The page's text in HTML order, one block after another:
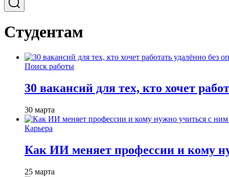
Студентам
Поиск работы
30 вакансий для тех, кто хочет
30 марта
Карьера
Как ИИ меняет профессии и кому
25 марта